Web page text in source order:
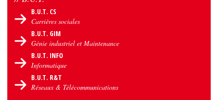
B.U.T. CS
Carrières sociales
B.U.T. GIM
Génie industriel et Maintenance
B.U.T. INFO
Informatique
B.U.T. R&T
Réseaux & Télécommunications